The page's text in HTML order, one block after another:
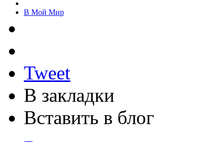
В Мой Мир
Tweet
В закладки
Вставить в блог